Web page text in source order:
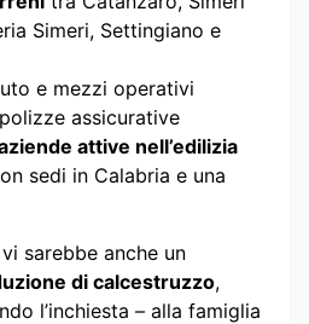
Simeri, Settingiano e
e mezzi operativi
assicurative
attive nell’edilizia
sedi in Calabria e una
sarebbe anche un
di calcestruzzo,
l’inchiesta – alla famiglia